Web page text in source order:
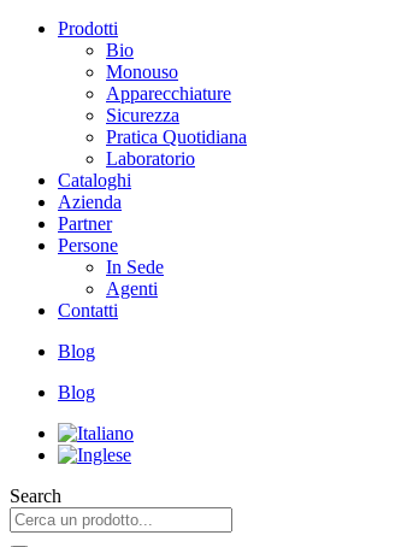
Prodotti
Bio
Monouso
Apparecchiature
Sicurezza
Pratica Quotidiana
Laboratorio
Cataloghi
Azienda
Partner
Persone
In Sede
Agenti
Contatti
Blog
Blog
Search